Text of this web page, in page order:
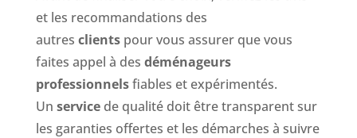
et les recommandations des
autres clientspour vous assurer que vous
faites appel à des déménageurs
professionnelsfiables et expérimentés.
Un servicede qualité doit être transparent sur
les garanties offertes et les démarches à suivre